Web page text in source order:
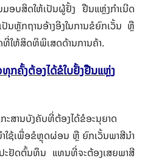
ສິດໃຫ້ເປັນຜູ້ຢັ້ງ ຢືນແຫຼ່ງກຳເນີດ
ປັນຫຼັກຖານອ້າງອີງໃນການຂໍຍົກເວັ້ນ ຫຼື
ໃຫ້ສິດທິພິເສດດ້ານການຄ້າ.
ກຄັ້ງຕ້ອງໄດ້ຂໍໃບຢັ້ງຢືນແຫຼ່ງ
ະສານບັງຄັບທີ່ຕ້ອງໄດ້ຂໍອະນຸຍາດ
ໃຊ້ເພື່ອຂໍຫຼຸດຜ່ອນ ຫຼື ຍົກເວັ້ນພາສີນຳ
ປະຢັດຕົ້ນທຶນ ແທນທີ່ຈະຕ້ອງເສຍພາສີ